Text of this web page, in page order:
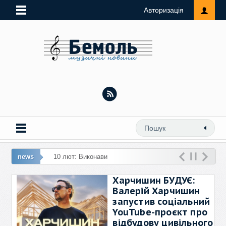
Авторизація
news 10 лют: Виконавиця ремейку «Люб
Харчишин БУДУЄ:
Валерій Харчишин
запустив соціальний
YouTube-проєкт про
відбудову цивільного